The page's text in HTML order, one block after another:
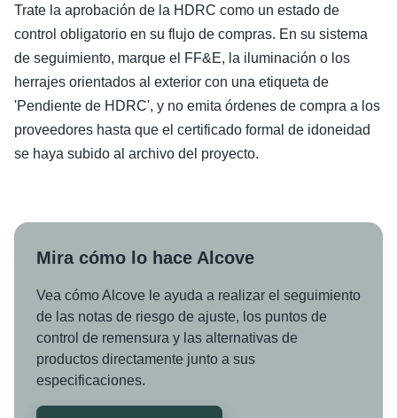
Trate la aprobación de la HDRC como un estado de
control obligatorio en su flujo de compras. En su sistema
de seguimiento, marque el FF&E, la iluminación o los
herrajes orientados al exterior con una etiqueta de
'Pendiente de HDRC', y no emita órdenes de compra a los
proveedores hasta que el certificado formal de idoneidad
se haya subido al archivo del proyecto.
Mira cómo lo hace Alcove
Vea cómo Alcove le ayuda a realizar el seguimiento
de las notas de riesgo de ajuste, los puntos de
control de remensura y las alternativas de
productos directamente junto a sus
especificaciones.